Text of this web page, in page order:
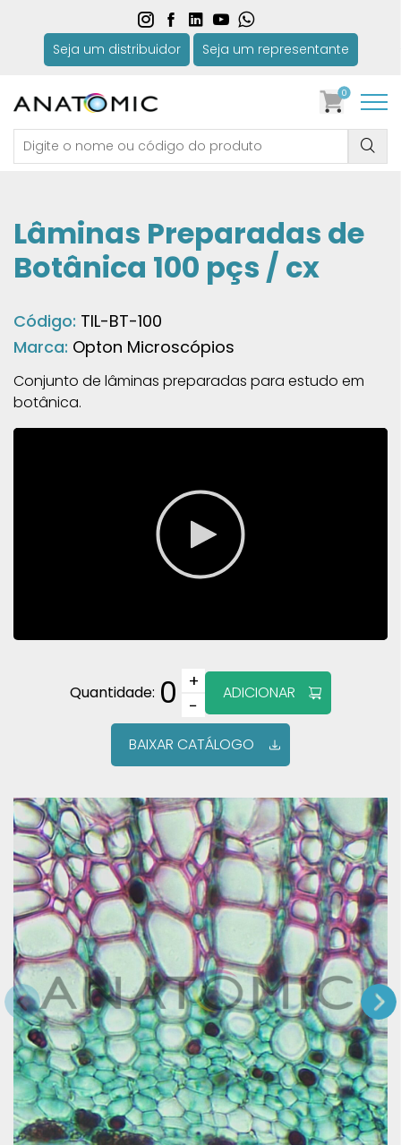
Seja um distribuidor Seja um representante
0
Lâminas Preparadas de
Botânica 100 pçs / cx
Código: TIL-BT-100
Marca: Opton Microscópios
Conjunto de lâminas preparadas para estudo em
botânica.
Quantidade: 0
+
−
ADICIONAR
BAIXAR CATÁLOGO